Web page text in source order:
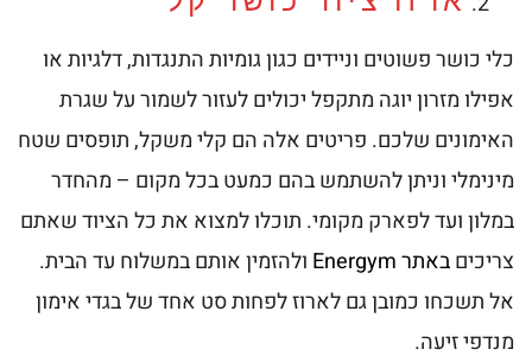
כלי כושר פשוטים וניידים כגון גומיות התנגדות, דלגיות או
אפילו מזרון יוגה מתקפל יכולים לעזור לשמור על שגרת
האימונים שלכם. פריטים אלה הם קלי משקל, תופסים שטח
מינימלי וניתן להשתמש בהם כמעט בכל מקום – מהחדר
במלון ועד לפארק מקומי. תוכלו למצוא את כל הציוד שאתם
צריכיםבאתר Energym
ולהזמין אותם במשלוח עד הבית.
אל תשכחו כמובן גם לארוז לפחות סט אחד של בגדי אימון
מנדפי זיעה.